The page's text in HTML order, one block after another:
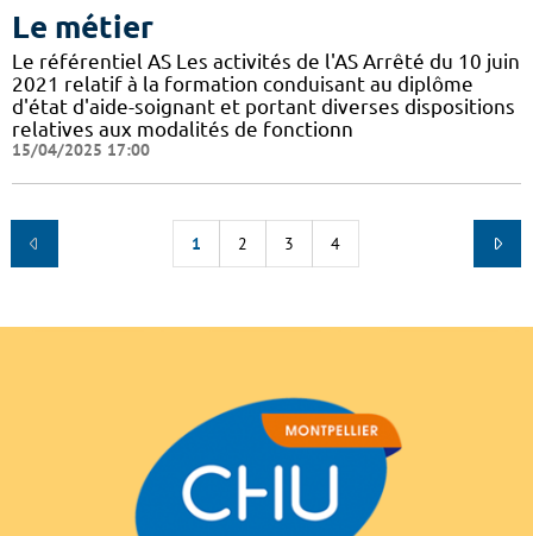
Le métier
Le référentiel AS Les activités de l'AS Arrêté du 10 juin
2021 relatif à la formation conduisant au diplôme
d'état d'aide-soignant et portant diverses dispositions
relatives aux modalités de fonctionn
15/04/2025 17:00
1 2 3 4